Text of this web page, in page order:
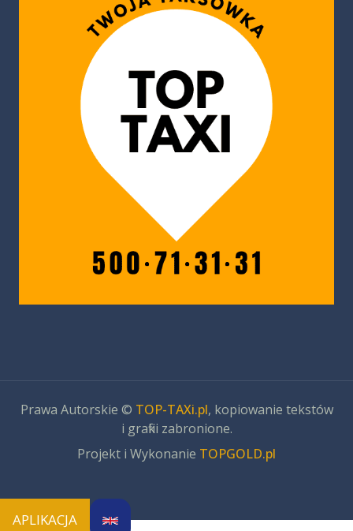
Prawa Autorskie © TOP-TAXi.pl, kopiowanie tekstów
i grafiki zabronione.
Projekt i Wykonanie TOPGOLD.pl
APLIKACJA